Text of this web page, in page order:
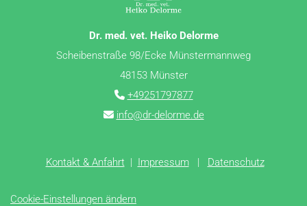
Dr. med. vet. Heiko Delorme
Scheibenstraße 98/Ecke Münstermannweg
48153 Münster
 +49251797877
 info@dr-delorme.de
Kontakt & Anfahrt| Impressum| Datenschutz
Cookie-Einstellungen ändern